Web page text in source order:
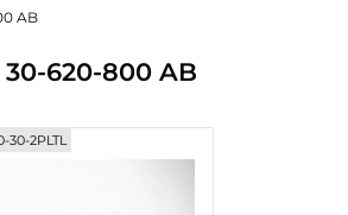
AB
620-800 AB
30-2PLTL